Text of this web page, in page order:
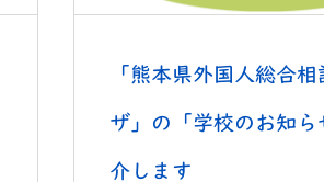
「熊本県外国人総合相
ザ」の「学校のお知ら
介します